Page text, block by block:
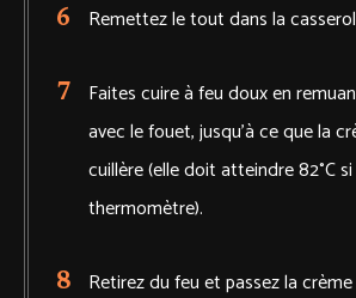
Remettez le tout dans la
Faites cuire à feu doux en
avec le fouet, jusqu’à ce que la
cuillère (elle doit atteindre 82°C
thermomètre).
Retirez du feu et passez la